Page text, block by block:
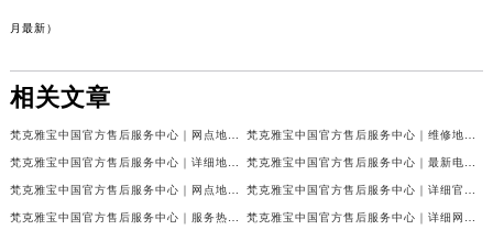
月最新）
相关文章
梵克雅宝中国官方售后服务中心｜网点地址和联系电话权威信息公示（2026年7月最新） 梵克雅宝中国官方售后服务中心｜维修地址及24小时电话权威信息公示（2026年7月最新）
梵克雅宝中国官方售后服务中心｜详细地址与官方服务热线权威信息公示（2026年7月最新） 梵克雅宝中国官方售后服务中心｜最新电话及官方地址权威信息公示（2026年7月最新）
梵克雅宝中国官方售后服务中心｜网点地址及24小时热线权威信息公示（2026年7月最新） 梵克雅宝中国官方售后服务中心｜详细官方热线及维修地址权威信息公示（2026年7月最新）
梵克雅宝中国官方售后服务中心｜服务热线及全部维修详细地址权威信息公示（2026年7月最新） 梵克雅宝中国官方售后服务中心｜详细网点地址与售后服务电话权威信息公示（2026年7月最新）